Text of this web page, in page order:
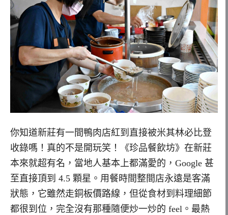
你知道新莊有一間鴨肉店紅到直接被米其林必比登
收錄嗎！真的不是開玩笑！《珍品餐飲坊》在新莊
本來就超有名，當地人基本上都滿愛的，Google 甚
至直接頂到 4.5 顆星。用餐時間整間店永遠是客滿
狀態，它雖然走銅板價路線，但從食材到料理細節
都很到位，完全沒有那種隨便炒一炒的 feel。最熱